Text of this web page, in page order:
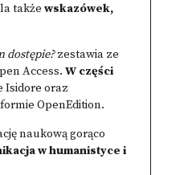
także wskazówek,
dostępie?zestawia ze
Access. W części
Isidore oraz
OpenEdition.
naukową gorąco
w humanistyce i